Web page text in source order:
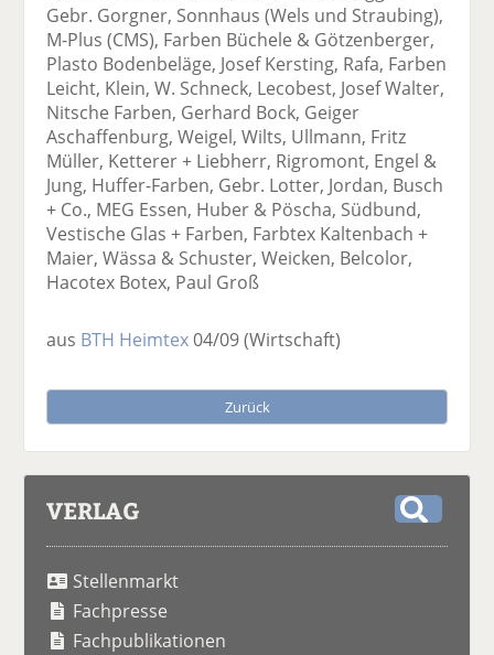
Gebr. Gorgner, Sonnhaus (Wels und Straubing),
M-Plus (CMS), Farben Büchele & Götzenberger,
Plasto Bodenbeläge, Josef Kersting, Rafa, Farben
Leicht, Klein, W. Schneck, Lecobest, Josef Walter,
Nitsche Farben, Gerhard Bock, Geiger
Aschaffenburg, Weigel, Wilts, Ullmann, Fritz
Müller, Ketterer + Liebherr, Rigromont, Engel &
Jung, Huffer-Farben, Gebr. Lotter, Jordan, Busch
+ Co., MEG Essen, Huber & Pöscha, Südbund,
Vestische Glas + Farben, Farbtex Kaltenbach +
Maier, Wässa & Schuster, Weicken, Belcolor,
Hacotex Botex, Paul Groß
aus BTH Heimtex04/09(Wirtschaft)
Zurück
VERLAG
Stellenmarkt
Fachpresse
Fachpublikationen